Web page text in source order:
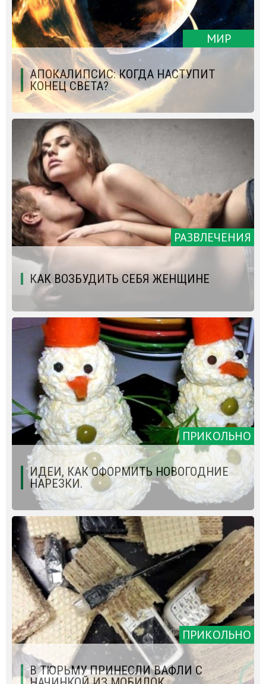
МИР
АПОКАЛИПСИС: КОГДА НАСТУПИТ
КОНЕЦ СВЕТА?
РАЗВЛЕЧЕНИЯ
КАК ВОЗБУДИТЬ СЕБЯ ЖЕНЩИНЕ
ПРИКОЛЬНО
ИДЕИ, КАК ОФОРМИТЬ НОВОГОДНИЕ
НАРЕЗКИ.
ПРИКОЛЬНО
В ТЮРЬМУ ПРИНЕСЛИ ВАФЛИ С